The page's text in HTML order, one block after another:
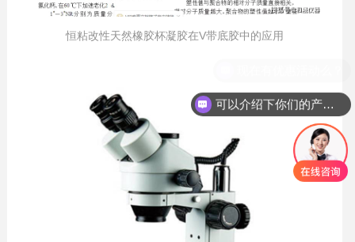
恒粘改性天然橡胶杯凝胶在V带底胶中的应用
可以介绍下你们的产品么？